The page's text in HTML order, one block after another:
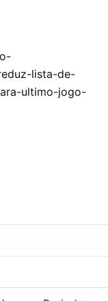
lista-de-
ultimo-jogo-